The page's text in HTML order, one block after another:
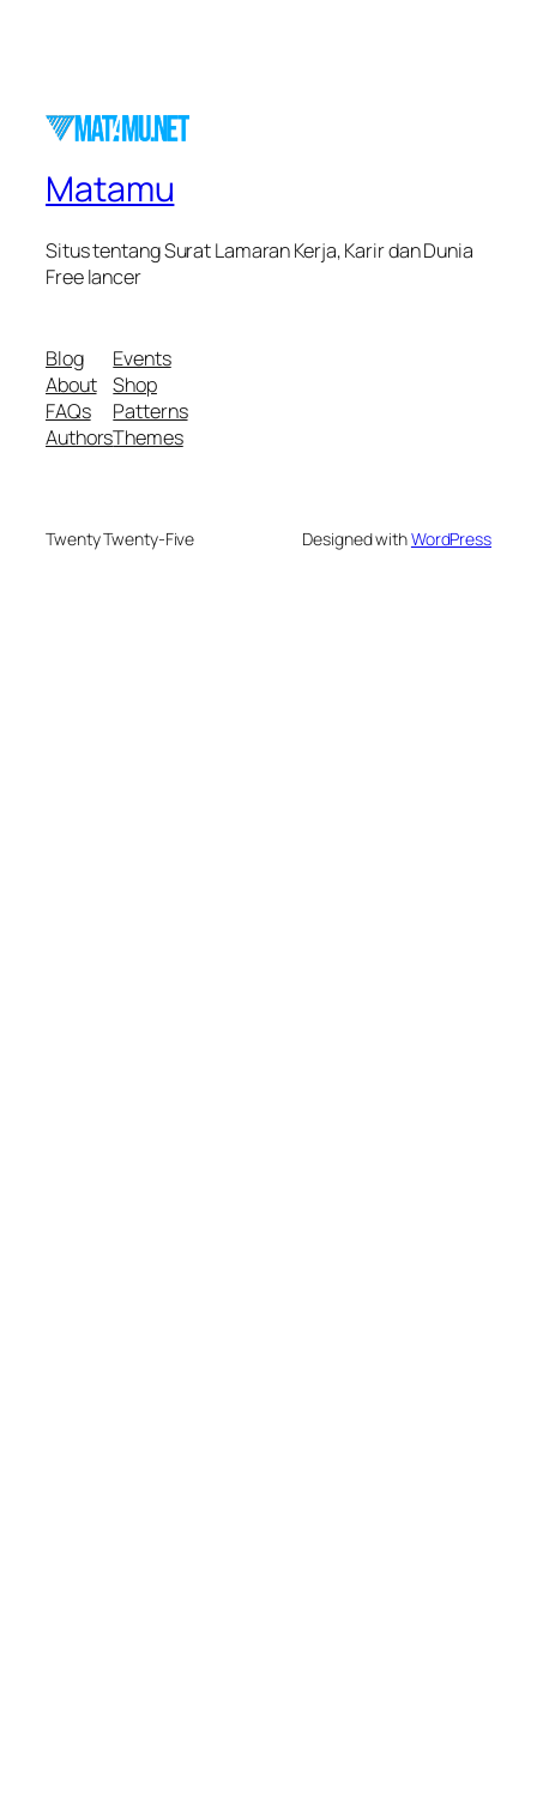
Matamu
Situs tentang Surat Lamaran Kerja, Karir dan Dunia
Free lancer
Blog
About
FAQs
Authors
Events
Shop
Patterns
Themes
Twenty Twenty-Five Designed withWordPress